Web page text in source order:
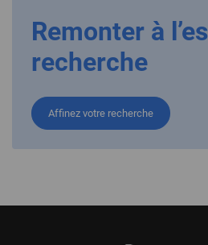
Remonter à
recherche
Affinez votre recherche